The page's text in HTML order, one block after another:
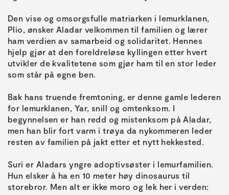
Den vise og omsorgsfulle matriarken i lemurklanen,
Plio, ønsker Aladar velkommen til familien og lærer
ham verdien av samarbeid og solidaritet. Hennes
hjelp gjør at den foreldreløse kyllingen etter hvert
utvikler de kvalitetene som gjør ham til en stor leder
Bak hans truende fremtoning, er denne gamle lederen
for lemurklanen, Yar, snill og omtenksom. I
begynnelsen er han redd og mistenksom på Aladar,
men han blir fort varm i trøya da nykommeren leder
Suri er Aladars yngre adoptivsøster i lemurfamilien.
Hun elsker å ha en 10 meter høy dinosaurus til
storebror. Men alt er ikke moro og lek her i verden: